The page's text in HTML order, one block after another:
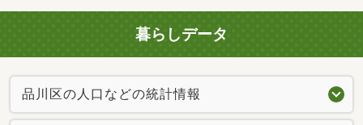
暮らしデータ
品川区の人口などの統計情報